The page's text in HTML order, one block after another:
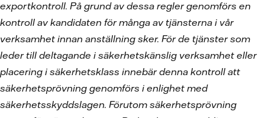
exportkontroll. På grund av dessa regler genomförs en
kontroll av kandidaten för många av tjänsterna i vår
verksamhet innan anställning sker. För de tjänster som
leder till deltagande i säkerhetskänslig verksamhet eller
placering i säkerhetsklass innebär denna kontroll att
säkerhetsprövning genomförs i enlighet med
säkerhetsskyddslagen. Förutom säkerhetsprövning